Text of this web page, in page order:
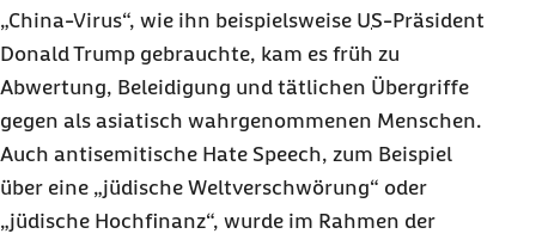
„China-Virus“, wie ihn beispielsweise US-Präsident
Donald Trump gebrauchte, kam es früh zu
Abwertung, Beleidigung und tätlichen Übergriffe
gegen als asiatisch wahrgenommenen Menschen.
Auch antisemitische Hate Speech, zum Beispiel
über eine „jüdische Weltverschwörung“ oder
„jüdische Hochfinanz“, wurde im Rahmen der